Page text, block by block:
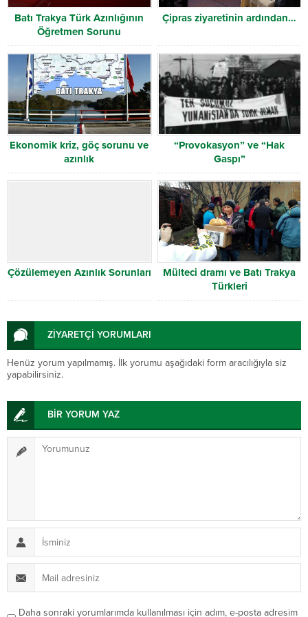
Batı Trakya Türk Azınlığının
Öğretmen Sorunu
Çipras ziyaretinin ardından…
Ekonomik kriz, göç sorunu ve
azınlık
“Provokasyon” ve “Hak
Gaspı”
Çözülemeyen Azınlık Sorunları
Mülteci dramı ve Batı Trakya
Türkleri
ZİYARETÇİ YORUMLARI
Henüz yorum yapılmamış. İlk yorumu aşağıdaki form aracılığıyla siz
yapabilirsiniz.
BİR YORUM YAZ
Daha sonraki yorumlarımda kullanılması için adım, e-posta adresim